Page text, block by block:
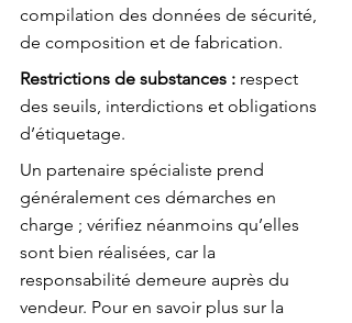
compilation des données de sécurité,
de composition et de fabrication.
Restrictions de substances : respect
des seuils, interdictions et obligations
d’étiquetage.
Un partenaire spécialiste prend
généralement ces démarches en
charge ; vérifiez néanmoins qu’elles
sont bien réalisées, car la
responsabilité demeure auprès du
vendeur. Pour en savoir plus sur la